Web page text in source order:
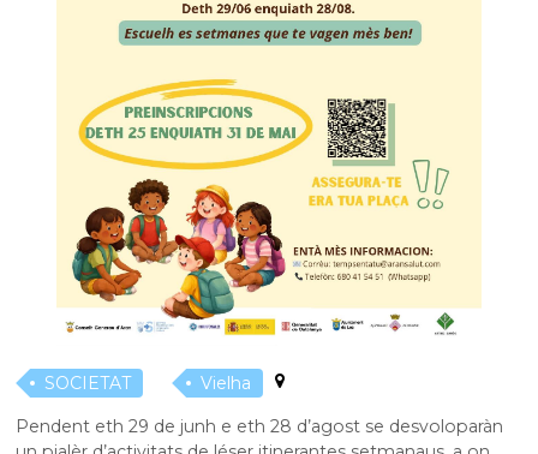
SOCIETAT
Vielha
Pendent eth 29 de junh e eth 28 d’agost se desvoloparàn